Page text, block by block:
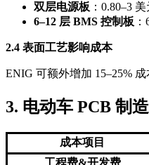
双层电源板 ：0.80–3 美
6–12 层 BMS 控制板
2.4 表面工艺影响成本
ENIG 可额外增加 15–25% 成
3. 电动车 PCB 制
成本项目